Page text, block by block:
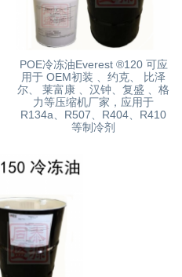
POE冷冻油Everest ®120 可应
用于 OEM初装 、约克、 比泽
尔、 莱富康 、汉钟、复盛 、格
力等压缩机厂家，应用于
R134a、R507、R404、R410
等制冷剂